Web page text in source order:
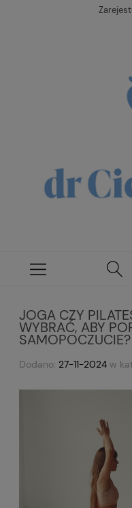
JOGA CZY
WYBRAĆ, ABY
SAMOPOCZUCIE?
Dodano: 27-11-2024 w